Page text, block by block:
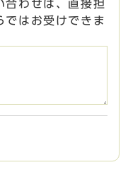
合わせは、直接担
ではお受けできま